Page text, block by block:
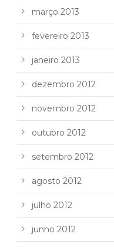
março 2013
fevereiro 2013
janeiro 2013
dezembro 2012
novembro 2012
outubro 2012
setembro 2012
agosto 2012
julho 2012
junho 2012